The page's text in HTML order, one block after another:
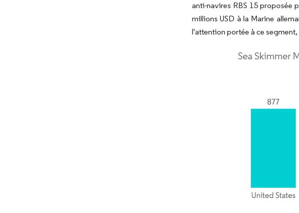
anti-navires RBS 15 proposée
millions USD à la Marine
l'attention portée à ce